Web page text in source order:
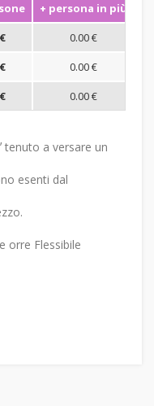
+ persona in più
0.00 €
0.00 €
0.00 €
tenuto a versare un
esenti dal
orre Flessibile